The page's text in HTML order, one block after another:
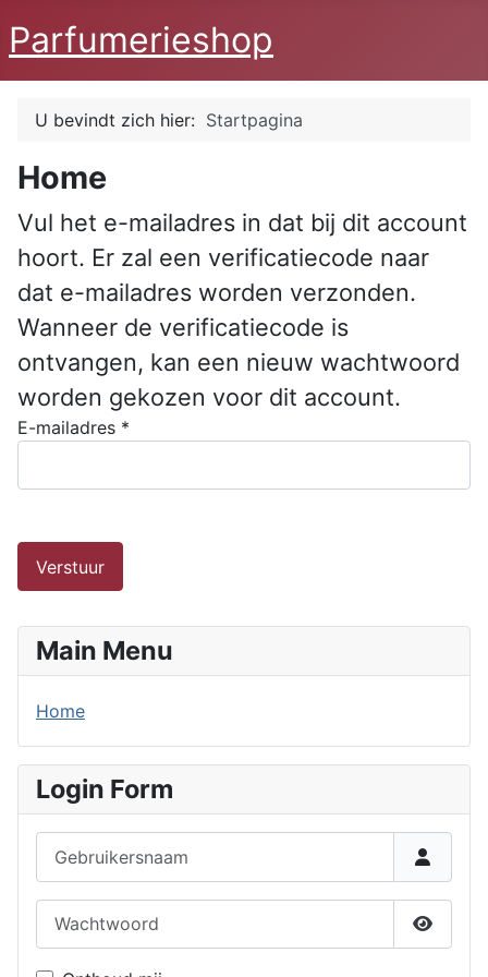
Parfumerieshop
U bevindt zich hier: Startpagina
Home
Vul het e-mailadres in dat bij dit account
hoort. Er zal een verificatiecode naar
dat e-mailadres worden verzonden.
Wanneer de verificatiecode is
ontvangen, kan een nieuw wachtwoord
worden gekozen voor dit account.
E-mailadres *
Verstuur
Main Menu
Home
Login Form
Toon